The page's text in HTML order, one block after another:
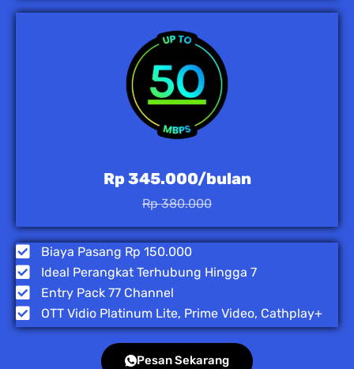
Rp 345.000/bulan
Rp 380.000
Biaya Pasang Rp 150.000
Ideal Perangkat Terhubung Hingga 7
Entry Pack 77 Channel
OTT Vidio Platinum Lite, Prime Video, Cathplay+
Pesan Sekarang